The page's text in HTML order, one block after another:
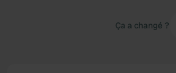
Ça a changé ?